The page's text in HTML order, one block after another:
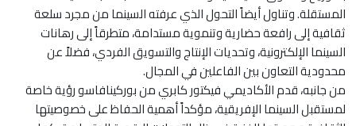
المستقلة. وتناول أيضاً التحول الذي عرفته السينما من مجرد سلعة
ثقافية إلى رافعة حضارية وتنموية مستدامة، متطرقاً إلى رهانات
السينما الإلكترونية، وتحديات الإنتاج والتسويق الفردي، فضلاً عن
محدودية التعاون بين الفاعلين في المجال.
من جانبه، قدم الأكاديمي فيكتور كابري من بوركينافاسو رؤية خاصة
لمستقبل السينما الإفريقية، مؤكداً أهمية الحفاظ على خصوصيتها